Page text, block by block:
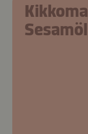
Sesamöl